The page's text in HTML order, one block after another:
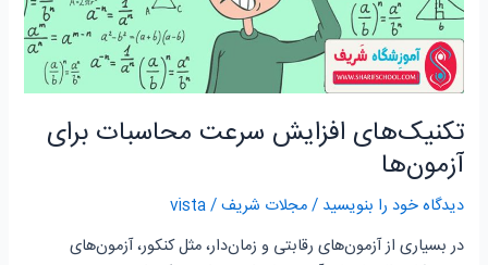
تکنیک‌های افزایش سرعت محاسبات برای
آزمون‌ها
دیدگاه‌ خود را بنویسید /مجلات شریف/
vista
در بسیاری از آزمون‌های رقابتی و زمان‌دار، مثل کنکور، آزمون‌های